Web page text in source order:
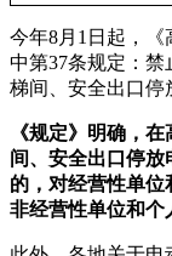
今年8月1日起，
中第37条规定：
梯间、安全出口停
《规定》明确，
间、安全出口停
的，对经营性单位
非经营性单位和个